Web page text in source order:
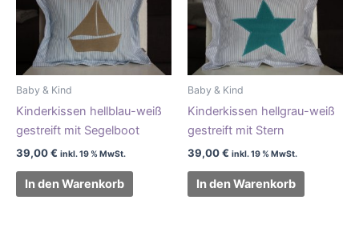
Baby & Kind
Kinderkissen hellblau-weiß
gestreift mit Segelboot
39,00€ inkl. 19 % MwSt.
In den Warenkorb
Baby & Kind
Kinderkissen hellgrau-weiß
gestreift mit Stern
39,00€ inkl. 19 % MwSt.
In den Warenkorb